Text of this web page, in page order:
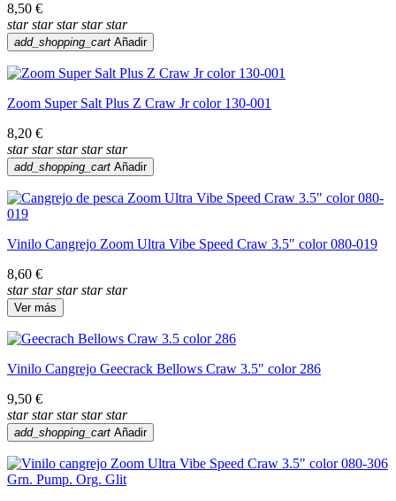
8,50 €
star star star star star
add_shopping_cart Añadir
Zoom Super Salt Plus Z Craw Jr color 130-001
8,20 €
star star star star star
add_shopping_cart Añadir
Vinilo Cangrejo Zoom Ultra Vibe Speed Craw 3.5" color 080-019
8,60 €
star star star star star
Ver más
Vinilo Cangrejo Geecrack Bellows Craw 3.5" color 286
9,50 €
star star star star star
add_shopping_cart Añadir